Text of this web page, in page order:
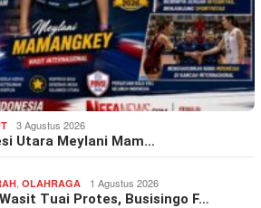
3 Agustus 2026
Utara Meylani Mam…
OLAHRAGA 1 Agustus 2026
Tuai Protes, Busisingo F…